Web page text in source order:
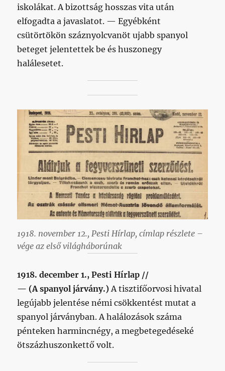
iskolákat. A bizottság hosszas vita után
elfogadta a javaslatot. — Egyébként
csütörtökön száznyolcvanöt ujabb spanyol
beteget jelentettek be és huszonegy
halálesetet.
1918. november 12., Pesti Hírlap, címlap részlete –
vége az első világháborúnak
1918. december 1., Pesti Hírlap //
— (A spanyol járvány.) A tisztifőorvosi hivatal
legújabb jelentése némi csökkentést mutat a
spanyol járványban. A halálozások száma
pénteken harmincnégy, a megbetegedéseké
ötszázhuszonkettő volt.